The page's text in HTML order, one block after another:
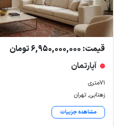
قیمت: 6,950,000,000 تومان
آپارتمان
71متری
زهتابی, تهران
مشاهده جزییات